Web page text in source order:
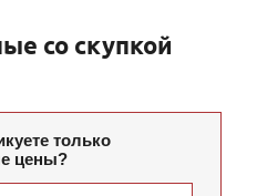
со скупкой
только
цены?